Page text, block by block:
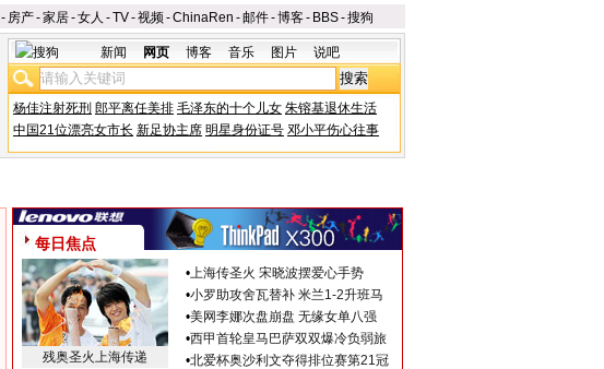
- 房产-家居-女人 -TV-视频-ChinaRen -邮件-博客- BBS-搜狗
新闻 网页 博客 音乐 图片 说吧
杨佳注射死刑 郎平离任美排 毛泽东的十个儿女 朱镕基退休生活
中国21位漂亮女市长 新足协主席 明星身份证号 邓小平伤心往事
每日焦点
残奥圣火上海传递
•上海传圣火 宋晓波摆爱心手势
•小罗助攻舍瓦替补 米兰1-2升班马
•美网李娜次盘崩盘 无缘女单八强
•西甲首轮皇马巴萨双双爆冷负弱旅
•北爱杯奥沙利文夺得排位赛第21冠